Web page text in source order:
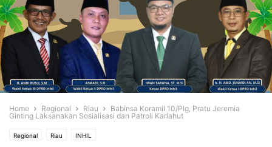
Home Regional Riau
Babinsa Koramil 10/Plg, Pratu Jeremia
Ginting Laksanakan Sosialisasi dan Patroli Karlahut
Regional Riau INHIL